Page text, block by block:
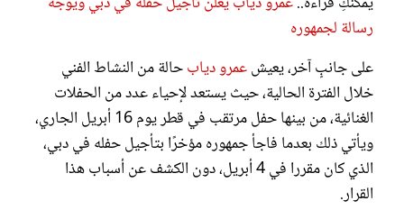
رسالة لجمهوره
على جانبٍ آخر، يعيشعمرو ديابحالة من النشاط الفني
خلال الفترة الحالية، حيث يستعد لإحياء عدد من الحفلات
الغنائية، من بينها حفل مرتقب في قطر يوم 16 أبريل الجاري،
ويأتي ذلك بعدما فاجأ جمهوره مؤخرًا بتأجيل حفله في دبي،
الذي كان مقررا في 4 أبريل، دون الكشف عن أسباب هذا
القرار.